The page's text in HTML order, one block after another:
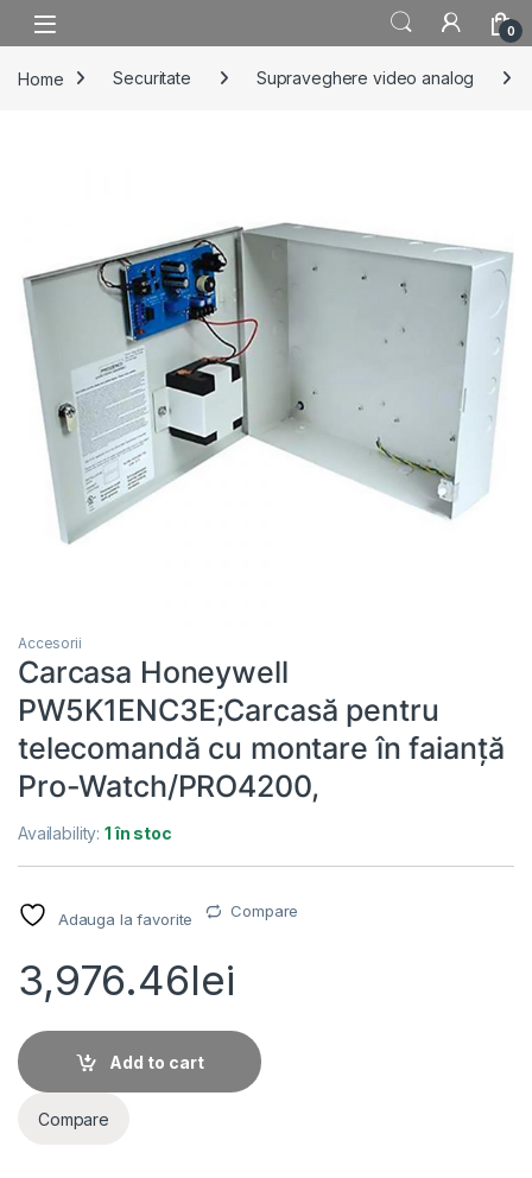
Skip to navigation
Skip to content
0
Home Securitate Supraveghere video analog
Accesorii
Carcasa Honeywell
PW5K1ENC3E;Carcasă pentru
telecomandă cu montare în faianță
Pro-Watch/PRO4200,
Availability:1 în stoc
Adauga la favorite Compare
3,976.46lei
Add to cart
Compare